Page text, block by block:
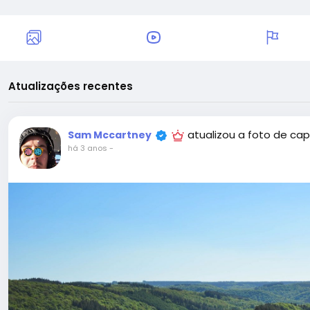
Atualizações recentes
Sam Mccartney atualizou a foto de
há 3 anos -